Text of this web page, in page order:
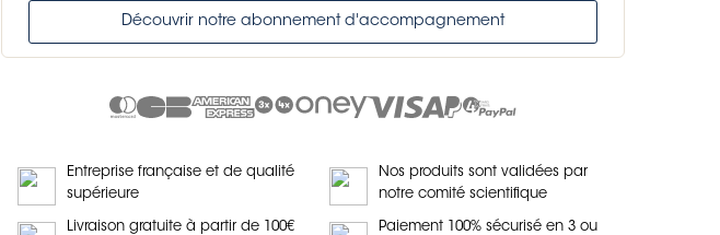
Découvrir notre abonnement d'accompagnement
Entreprise française et de qualité
supérieure
Nos produits sont validées par
notre comité scientifique
Livraison gratuite à partir de 100€
Paiement 100% sécurisé en 3 ou